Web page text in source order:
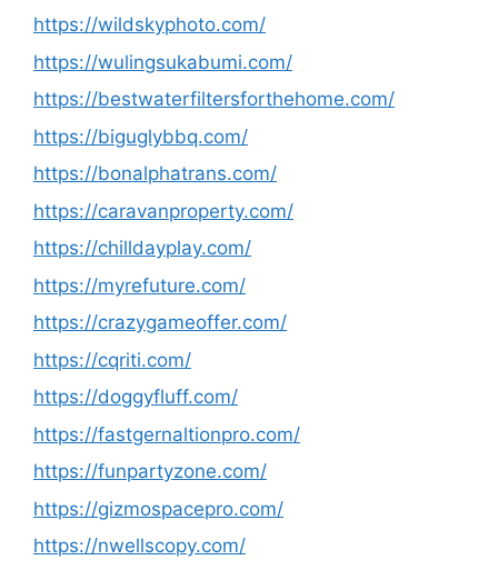
https://wildskyphoto.com/
https://wulingsukabumi.com/
https://bestwaterfiltersforthehome.com/
https://biguglybbq.com/
https://bonalphatrans.com/
https://caravanproperty.com/
https://chilldayplay.com/
https://myrefuture.com/
https://crazygameoffer.com/
https://cqriti.com/
https://doggyfluff.com/
https://fastgernaltionpro.com/
https://funpartyzone.com/
https://gizmospacepro.com/
https://nwellscopy.com/